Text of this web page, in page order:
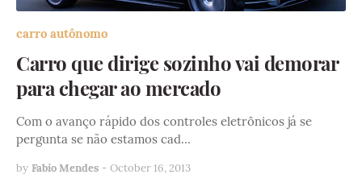
carro autônomo
Carro que dirige sozinho vai demorar
para chegar ao mercado
Com o avanço rápido dos controles eletrônicos já se
pergunta se não estamos cad…
by Fabio Mendes - October 16, 2013